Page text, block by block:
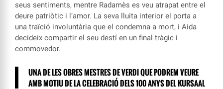
seus sentiments, mentre Radamès es veu atrapat entre el
deure patriòtic i l’amor. La seva lluita interior el porta a
una traïció involuntària que el condemna a mort, i Aida
decideix compartir el seu destí en un final tràgic i
commovedor.
UNA DE LES OBRES MESTRES DE VERDI QUE PODREM VEURE
AMB MOTIU DE LA CELEBRACIÓ DELS 100 ANYS DEL KURSAAL